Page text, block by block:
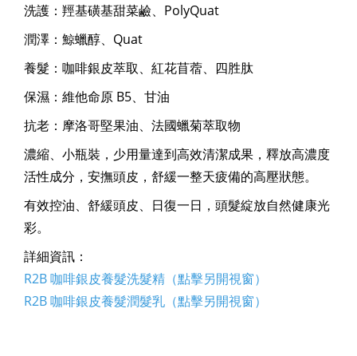
洗護：羥基磺基甜菜鹼、PolyQuat
潤澤：鯨蠟醇、Quat
養髮：咖啡銀皮萃取、紅花苜蓿、四胜肽
保濕：維他命原 B5、甘油
抗老：摩洛哥堅果油、法國蠟菊萃取物
濃縮、小瓶裝，少用量達到高效清潔成果，釋放高濃度
活性成分，安撫頭皮，舒緩一整天疲備的高壓狀態。
有效控油、舒緩頭皮、日復一日，頭髮綻放自然健康光
彩。
詳細資訊：
R2B 咖啡銀皮養髮洗髮精（點擊另開視窗）
R2B 咖啡銀皮養髮潤髮乳（點擊另開視窗）